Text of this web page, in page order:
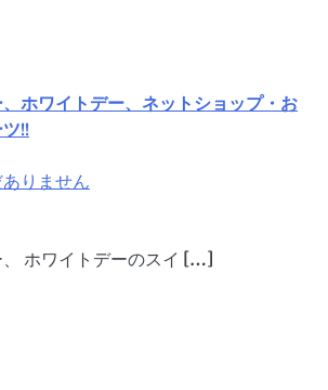
ホワイトデー、ネットショップ・お
!!
りません
ホワイトデーのスイ […]